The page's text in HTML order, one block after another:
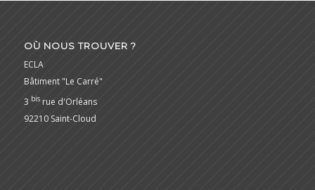
OÙ NOUS TROUVER ?
ECLA
Bâtiment "Le Carré"
3 bisrue d'Orléans
92210 Saint-Cloud